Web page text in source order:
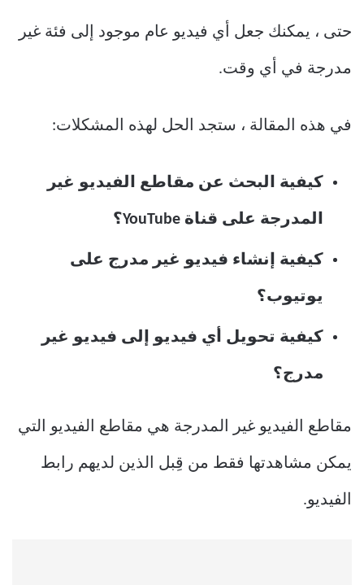
حتى ، يمكنك جعل أي فيديو عام موجود إلى فئة غير
مدرجة في أي وقت.
في هذه المقالة ، ستجد الحل لهذه المشكلات:
كيفية البحث عن مقاطع الفيديو غير
المدرجة على قناة YouTube؟
كيفية إنشاء فيديو غير مدرج على
يوتيوب؟
كيفية تحويل أي فيديو إلى فيديو غير
مدرج؟
مقاطع الفيديو غير المدرجة هي مقاطع الفيديو التي
يمكن مشاهدتها فقط من قِبل الذين لديهم رابط
الفيديو.